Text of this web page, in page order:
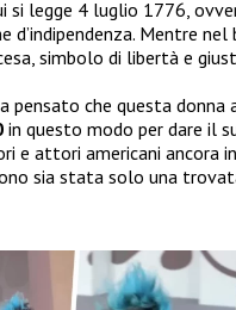
si legge 4 luglio 1776,
d’indipendenza. Mentre
simbolo di libertà e
pensato che questa donna
in questo modo per dare il
e attori americani ancora
sia stata solo una